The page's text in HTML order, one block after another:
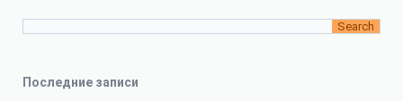
Последние записи